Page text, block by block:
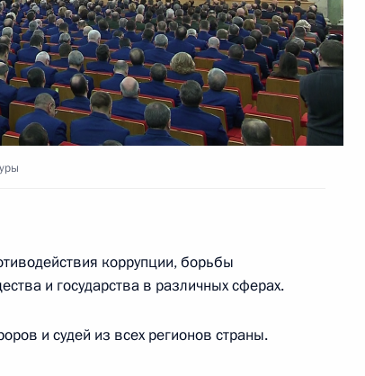
Петербурга Георгием
3
Балкарской Республики
коррупции, борьбы
и государства в различных сферах.
и судей из всех регионов страны.